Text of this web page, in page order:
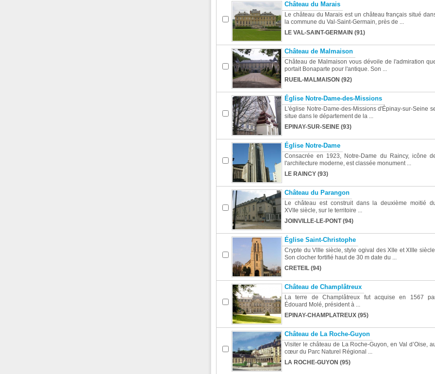
Château du Marais
Le château du Marais est un château français situé
la commune du Val-Saint-Germain, près de ...
LE VAL-SAINT-GERMAIN (91)
Château de Malmaison
Château de Malmaison vous dévoile de l'admiration
portait Bonaparte pour l'antique. Son ...
RUEIL-MALMAISON (92)
Église Notre-Dame-des-Missions
L'église Notre-Dame-des-Missions d'Épinay-sur-Seine
situe dans le département de la ...
EPINAY-SUR-SEINE (93)
Église Notre-Dame
Consacrée en 1923, Notre-Dame du Raincy, icône
l'architecture moderne, est classée monument ...
LE RAINCY (93)
Château du Parangon
Le château est construit dans la deuxième moitié
XVIIe siècle, sur le territoire ...
JOINVILLE-LE-PONT (94)
Église Saint-Christophe
Crypte du VIIIe siècle, style ogival des XIIe et XIIIe
Son clocher fortifié haut de 30 m date du ...
CRETEIL (94)
Château de Champlâtreux
La terre de Champlâtreux fut acquise en 1567
Édouard Molé, président à ...
EPINAY-CHAMPLATREUX (95)
Château de La Roche-Guyon
Visiter le château de La Roche-Guyon, en Val d’Oise,
cœur du Parc Naturel Régional ...
LA ROCHE-GUYON (95)